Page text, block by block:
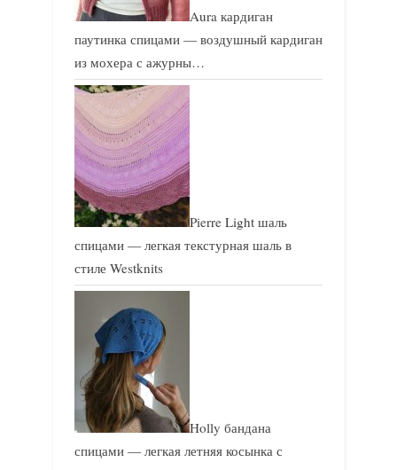
Aura кардиган
паутинка спицами — воздушный кардиган
из мохера с ажурны…
Pierre Light шаль
спицами — легкая текстурная шаль в
стиле Westknits
Holly бандана
спицами — легкая летняя косынка с